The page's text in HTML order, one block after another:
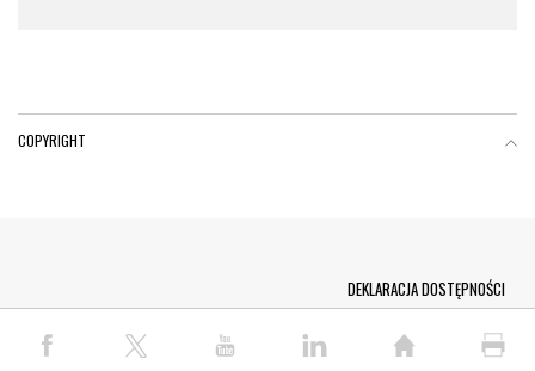
COPYRIGHT
© COPYRIGHT PAP 2026
DEKLARACJA DOSTĘPNOŚCI